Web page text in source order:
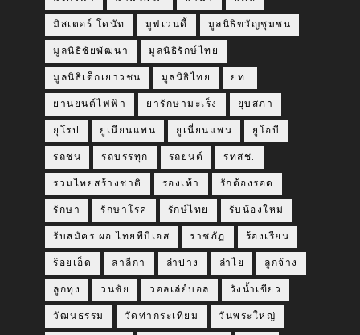
มิสเตอร์ โดนัท มูฟเวนดี้ มูลนิธิขวัญชุมชน
มูลนิธิชัยพัฒนา มูลนิธิรักษ์ไทย
มูลนิธิเด็กเยาวชน มูลนิธิไทย ยท.
ยานยนต์ไฟฟ้า ยารักษามะเร็ง ยุบสภา
ยุโรป ยูเนียนแพน ยูเนี่ยนแพน ยูโอบี
รถชน รถบรรทุก รถยนต์ รทสช.
รวมไทยสร้างชาติ รองเท้า รักต้องรอด
รักษา รักษาโรค รักษ์ไทย รับน้องใหม่
รับสมัคร ผอ.ไทยพีบีเอส ราชภัฏ ร้องเรียน
ร้อยเอ็ด ลาลีกา ลำปาง ลำไย ลูกจ้าง
ลูกทุ่ง วนชัย วอลเล่ย์บอล วังน้ำเขียว
วัฒนธรรม วัดท่ากระเทียม วันพระใหญ่